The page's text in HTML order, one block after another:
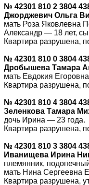
№ 42301 810 2 3804
Джорджевич Ольга
мать Роза Яковлевна
Александр — 18 лет,
Квартира разрушена,
№ 42301 810 0 3804
Дробышева Тамара
мать Евдокия
Квартира разрушена,
№ 42301 810 4 3804
Зеленкова Тамара
дочь Ирина — 23 года.
Квартира разрушена,
№ 42301 810 3 3804
Иванищева Ирина
племянник,
мать Нина Сергеевна
Квартира разрушена,